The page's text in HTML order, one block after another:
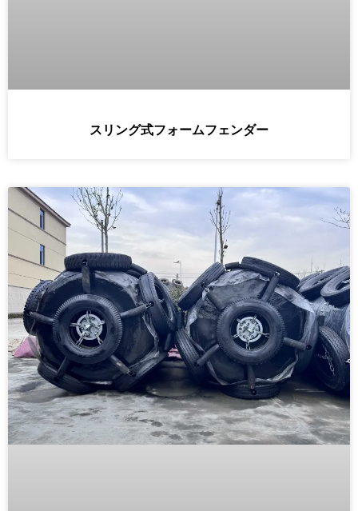
スリング式フォームフェンダー